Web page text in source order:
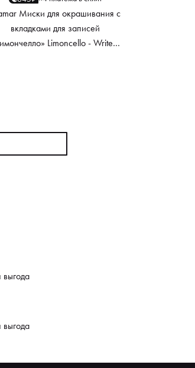
Миски для окрашивания с
вкладками для записей
Limoncello - Write n'